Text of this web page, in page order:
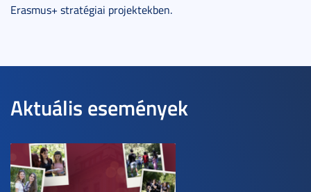
Erasmus+ stratégiai projektekben.
Aktuális események